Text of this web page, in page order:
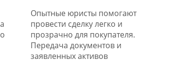
Опытные юристы помогают
провести сделку легко и
прозрачно для покупателя.
Передача документов и
заявленных активов